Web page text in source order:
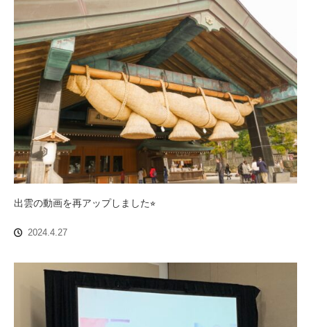
出雲の動画を再アップしました⭐︎
2024.4.27